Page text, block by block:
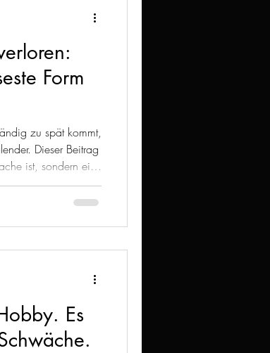
Form
zu spät kommt,
Dieser Beitrag
ist, sondern ein
Ordnung. Es geht
was dein Umgang
Es